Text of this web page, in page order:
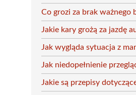
Co grozi za brak ważnego
Jakie kary grożą za jazdę
Jak wygląda sytuacja z
Jak niedopełnienie
Jakie są przepisy